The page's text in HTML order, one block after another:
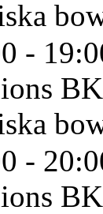
-
BK
-
BK